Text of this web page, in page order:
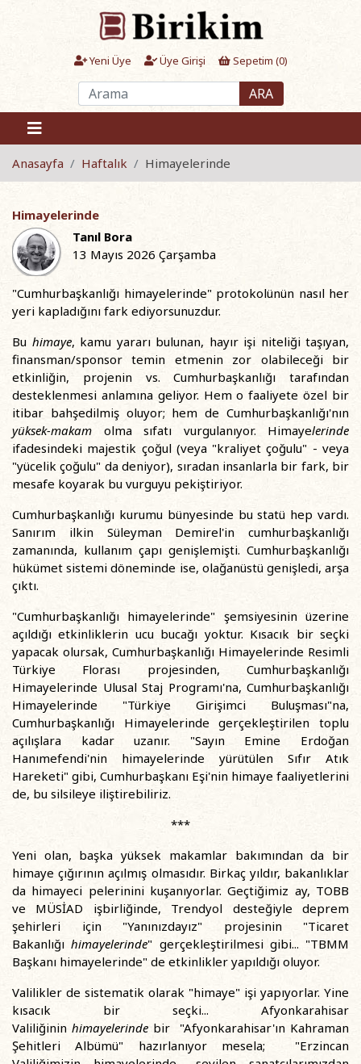
Yeni Üye Üye Girişi Sepetim (0)
ARA
Anasayfa Haftalık Himayelerinde
Himayelerinde
Tanıl Bora
13 Mayıs 2026 Çarşamba
"Cumhurbaşkanlığı himayelerinde" protokolünün nasıl her
yeri kapladığını fark ediyorsunuzdur.
Bu himaye, kamu yararı bulunan, hayır işi niteliği taşıyan,
finansman/sponsor temin etmenin zor olabileceği bir
etkinliğin, projenin vs. Cumhurbaşkanlığı tarafından
desteklenmesi anlamına geliyor. Hem o faaliyete özel bir
itibar bahşedilmiş oluyor; hem de Cumhurbaşkanlığı'nın
yüksek-makam olma sıfatı vurgulanıyor. Himayelerinde
ifadesindeki majestik çoğul (veya "kraliyet çoğulu" - veya
"yücelik çoğulu" da deniyor), sıradan insanlarla bir fark, bir
mesafe koyarak bu vurguyu pekiştiriyor.
Cumhurbaşkanlığı kurumu bünyesinde bu statü hep vardı.
Sanırım ilkin Süleyman Demirel'in cumhurbaşkanlığı
zamanında, kullanım çapı genişlemişti. Cumhurbaşkanlığı
hükümet sistemi döneminde ise, olağanüstü genişledi, arşa
çıktı.
"Cumhurbaşkanlığı himayelerinde" şemsiyesinin üzerine
açıldığı etkinliklerin ucu bucağı yoktur. Kısacık bir seçki
yapacak olursak, Cumhurbaşkanlığı Himayelerinde Resimli
Türkiye Florası projesinden, Cumhurbaşkanlığı
Himayelerinde Ulusal Staj Programı'na, Cumhurbaşkanlığı
Himayelerinde "Türkiye Girişimci Buluşması"na,
Cumhurbaşkanlığı Himayelerinde gerçekleştirilen toplu
açılışlara kadar uzanır. "Sayın Emine Erdoğan
Hanımefendi'nin himayelerinde yürütülen Sıfır Atık
Hareketi" gibi, Cumhurbaşkanı Eşi'nin himaye faaliyetlerini
de, bu silsileye iliştirebiliriz.
***
Yeni olan, başka yüksek makamlar bakımından da bir
himaye çığırının açılmış olmasıdır. Birkaç yıldır, bakanlıklar
da himayeci pelerinini kuşanıyorlar. Geçtiğimiz ay, TOBB
ve MÜSİAD işbirliğinde, Trendyol desteğiyle deprem
şehirleri için "Yanınızdayız" projesinin "Ticaret
Bakanlığıhimayelerinde" gerçekleştirilmesi gibi... "TBMM
Başkanı himayelerinde" de etkinlikler yapıldığı oluyor.
Valilikler de sistematik olarak "himaye" işi yapıyorlar. Yine
kısacık bir seçki... Afyonkarahisar
Valiliğinin himayelerinde bir "Afyonkarahisar'ın Kahraman
Şehitleri Albümü" hazırlanıyor mesela; "Erzincan